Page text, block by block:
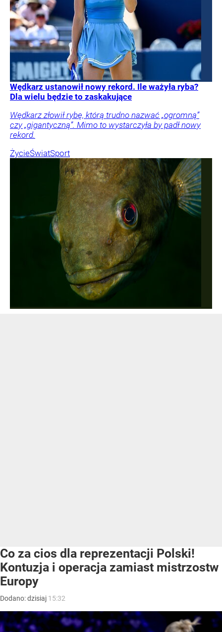
Wędkarz ustanowił nowy rekord. Ile ważyła ryba?
Dla wielu będzie to zaskakujące
Wędkarz złowił rybę, którą trudno nazwać „ogromną”
czy „gigantyczną”. Mimo to wystarczyła by padł nowy
rekord.
ŻycieŚwiatSport
Co za cios dla reprezentacji Polski!
Kontuzja i operacja zamiast mistrzostw
Europy
Dodano:dzisiaj 15:32